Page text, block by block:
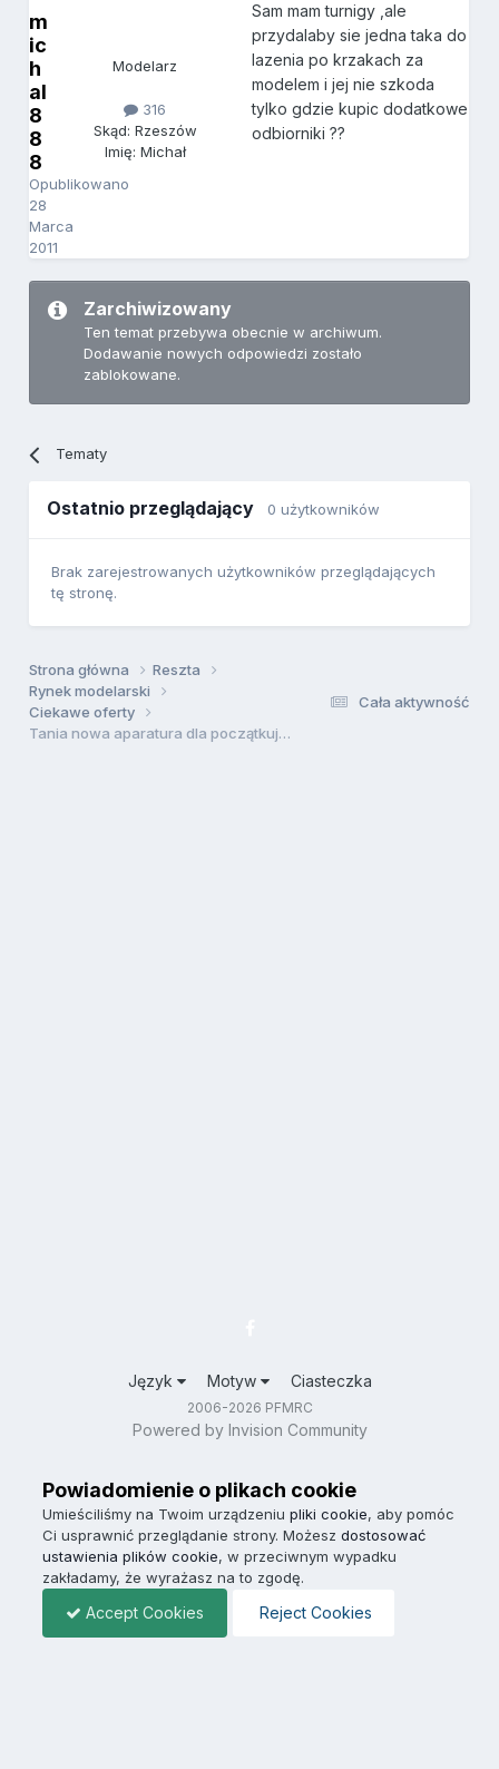
m
ic
h
al
8
8
8
Opublikowano
28
Marca
2011
Modelarz
316
Skąd: Rzeszów
Imię: Michał
Sam mam turnigy ,ale
przydalaby sie jedna taka do
lazenia po krzakach za
modelem i jej nie szkoda
tylko gdzie kupic dodatkowe
odbiorniki ??
Zarchiwizowany
Ten temat przebywa obecnie w archiwum.
Dodawanie nowych odpowiedzi zostało
zablokowane.
Tematy
Ostatnio przeglądający 0 użytkowników
Brak zarejestrowanych użytkowników przeglądających
tę stronę.
Cała aktywność
Strona główna
Reszta
Rynek modelarski
Ciekawe oferty
Tania nowa aparatura dla początkującego na HK
Język Motyw Ciasteczka
2006-2026 PFMRC
Powered by Invision Community
Powiadomienie o plikach cookie
Umieściliśmy na Twoim urządzeniu pliki cookie, aby pomóc
Ci usprawnić przeglądanie strony. Możesz dostosować
ustawienia plików cookie, w przeciwnym wypadku
zakładamy, że wyrażasz na to zgodę.
Accept Cookies Reject Cookies